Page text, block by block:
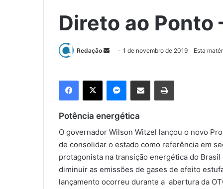
Direto ao Ponto
Redação
e
-
m
a
i
1 de novembro de 2019 Esta
Potência energética
O governador Wilson Witzel lançou o novo
de consolidar o estado como referência em
protagonista na transição energética do
diminuir as emissões de gases de efeito
lançamento ocorreu durante a abertura da